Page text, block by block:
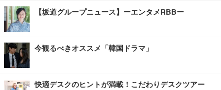
【坂道グループニュース】ーエンタメRBBー
今観るべきオススメ「韓国ドラマ」
快適デスクのヒントが満載！こだわりデスクツアー